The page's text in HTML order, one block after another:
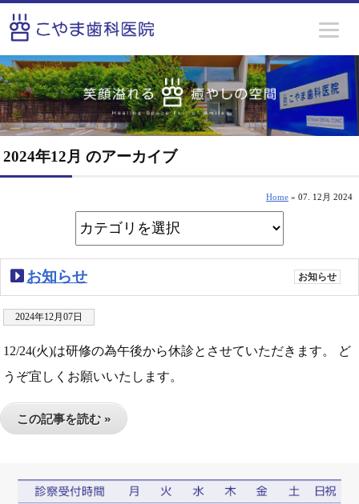
2024年12月 のアーカイブ
Home » 07. 12月 2024
お知らせ お知らせ
2024年12月07日
12/24(火)は研修の為午後から休診とさせていただきます。 ど
うぞ宜しくお願いいたします。
この記事を読む »